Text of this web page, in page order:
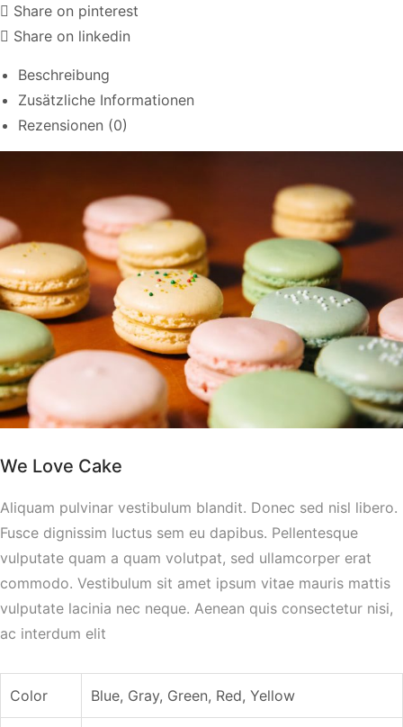
Share on pinterest
Share on linkedin
Beschreibung
Zusätzliche Informationen
Rezensionen (0)
We Love Cake
Aliquam pulvinar vestibulum blandit. Donec sed nisl libero.
Fusce dignissim luctus sem eu dapibus. Pellentesque
vulputate quam a quam volutpat, sed ullamcorper erat
commodo. Vestibulum sit amet ipsum vitae mauris mattis
vulputate lacinia nec neque. Aenean quis consectetur nisi,
ac interdum elit
Color Blue, Gray, Green, Red, Yellow